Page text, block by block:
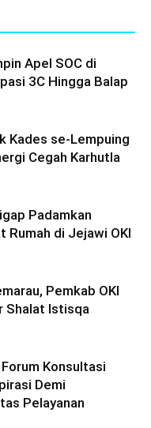
Apel SOC di
3C Hingga Balap
Kades se-Lempuing
Cegah Karhutla
Padamkan
Rumah di Jejawi OKI
Pemkab OKI
Shalat Istisqa
Konsultasi
Demi
Pelayanan